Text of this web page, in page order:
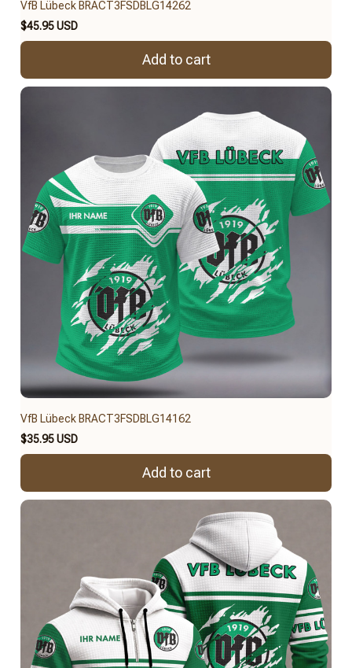
VfB Lübeck BRACT3FSDBLG14262
$45.95 USD
Add to cart
VfB Lübeck BRACT3FSDBLG14162
$35.95 USD
Add to cart